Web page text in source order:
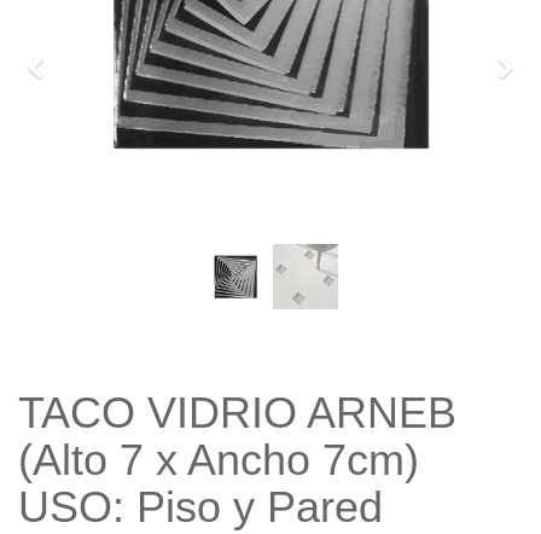
TACO VIDRIO ARNEB
(Alto 7 x Ancho 7cm)
USO: Piso y Pared